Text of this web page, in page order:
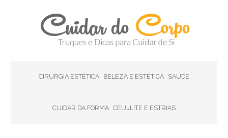
CIRURGIA ESTÉTICA BELEZA E ESTÉTICA SAÚDE
CUIDAR DA FORMA CELULITE E ESTRIAS